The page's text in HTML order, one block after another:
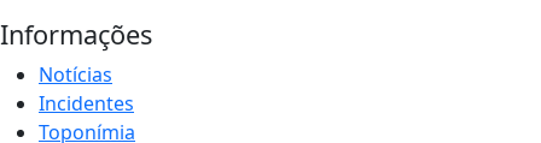
Informações
Notícias
Incidentes
Toponímia